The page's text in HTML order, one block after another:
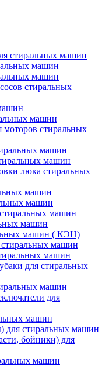
стиральных машин
машин
машин
стиральных
машин
стиральных
машин
машин
люка стиральных
машин
машин
машин
машин
машин ( КЭН)
машин
машин
для стиральных
машин
для
машин
для стиральных машин
бойники) для
машин